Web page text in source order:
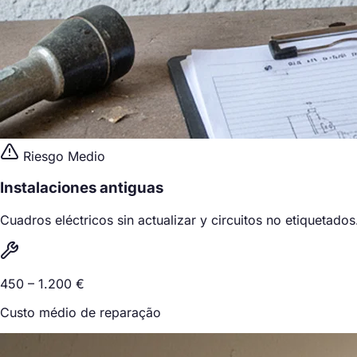
Riesgo Medio
Instalaciones antiguas
Cuadros eléctricos sin actualizar y circuitos no
450 – 1.200 €
Custo médio de reparação